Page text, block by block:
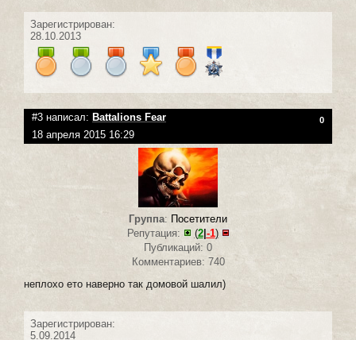
Зарегистрирован:
28.10.2013
#3 написал: Battalions Fear 0
18 апреля 2015 16:29
Группа: Посетители
Репутация:
(2| -1)
Публикаций: 0
Комментариев: 740
неплохо ето наверно так домовой шалил)
Зарегистрирован:
5.09.2014